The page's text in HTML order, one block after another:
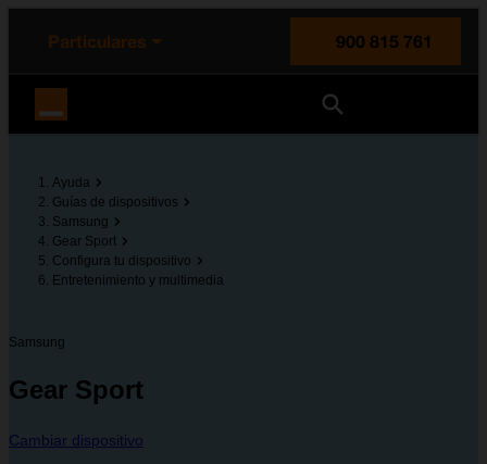
principal
la página
Particulares
900 815 761
Ayuda
Guías de dispositivos
Samsung
Gear Sport
Configura tu dispositivo
Entretenimiento y multimedia
Samsung
Gear Sport
Cambiar dispositivo